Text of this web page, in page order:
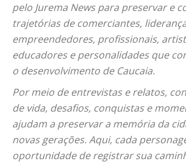
pelo Jurema News para preservar e
trajetórias de comerciantes,
empreendedores, profissionais,
educadores e personalidades que
o desenvolvimento de Caucaia.
Por meio de entrevistas e relatos,
de vida, desafios, conquistas e
ajudam a preservar a memória da
novas gerações. Aqui, cada
oportunidade de registrar sua